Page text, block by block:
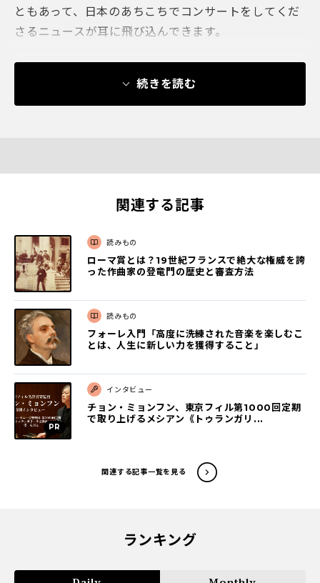
ともあって、日本のあちこちでコンサートをしてくだ
さるニュースが耳に飛び込んできます。
続きを読む
関連する記事
読みもの
ローマ賞とは？19世紀フランスで絶大な権威を誇
った作曲家の登竜門の歴史と審査方法
読みもの
フォーレ入門「高度に洗練された音楽を楽しむこ
とは、人生に新しい力を獲得すること」
インタビュー
チョン・ミョンフン、東京フィル第1000回定期
で取り上げるメシアン《トゥランガリ...
関連する記事一覧を見る
ランキング